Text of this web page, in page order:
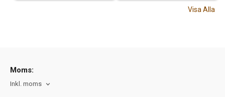
Visa Alla
Moms:
Inkl. moms